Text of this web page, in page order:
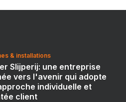
& installations
Slijperij: une entreprise
vers l'avenir qui adopte
individuelle et
client